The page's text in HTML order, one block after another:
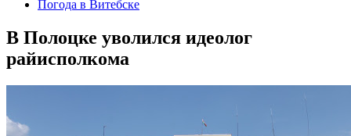
Погода в Витебске
В Полоцке уволился идеолог
райисполкома